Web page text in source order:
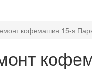
кофемашин 15-я